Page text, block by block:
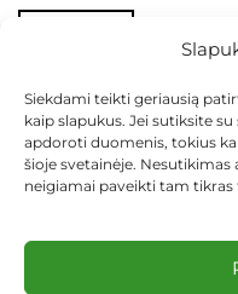
Siekdami teikti geriausią
kaip slapukus. Jei sutiksite
apdoroti duomenis, tokius
šioje svetainėje.
neigiamai paveikti tam tikras
was:
KEITIMAS IR